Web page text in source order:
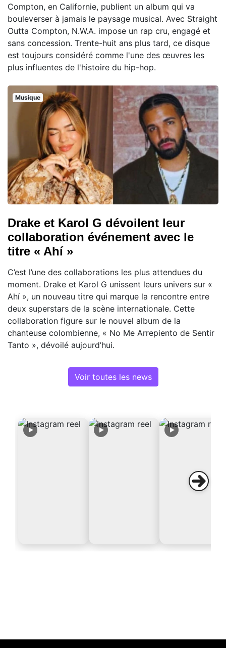
Compton, en Californie, publient un album qui va
bouleverser à jamais le paysage musical. Avec Straight
Outta Compton, N.W.A. impose un rap cru, engagé et
sans concession. Trente-huit ans plus tard, ce disque
est toujours considéré comme l'une des œuvres les
plus influentes de l'histoire du hip-hop.
Musique
Drake et Karol G dévoilent leur
collaboration événement avec le
titre « Ahí »
C’est l’une des collaborations les plus attendues du
moment. Drake et Karol G unissent leurs univers sur «
Ahí », un nouveau titre qui marque la rencontre entre
deux superstars de la scène internationale. Cette
collaboration figure sur le nouvel album de la
chanteuse colombienne, « No Me Arrepiento de Sentir
Tanto », dévoilé aujourd’hui.
Voir toutes les news